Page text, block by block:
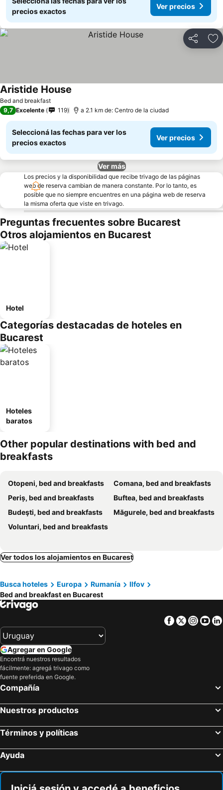
precios exactos
Ver precios
Compartir
Bed and breakfast
Aristide House
9,7 Excelente 119 a 2.1 km de: Centro de la ciudad
Seleccioná las fechas para ver los
precios exactos
Ver precios
Ver más
Los precios y la disponibilidad que recibe trivago de las páginas
web de reserva cambian de manera constante. Por lo tanto, es
posible que no siempre encuentres en una página web de reserva
la misma oferta que viste en trivago.
Preguntas frecuentes sobre Bucarest
Otros alojamientos en Bucarest
Hotel
Categorías destacadas de hoteles en
Bucarest
Hoteles
baratos
Other popular destinations with bed and
breakfasts
Otopeni, bed and breakfasts
Comana, bed and breakfasts
Periș, bed and breakfasts
Buftea, bed and breakfasts
Budeşti, bed and breakfasts
Măgurele, bed and breakfasts
Voluntari, bed and breakfasts
Ver todos los alojamientos en Bucarest
Busca hoteles Europa Rumanía
Ilfov
Bed and breakfast en Bucarest
Facebook
Twitter
Agregar en Google
Encontrá nuestros resultados
fácilmente: agregá trivago como
fuente preferida en Google.
Compañía
Nuestros productos
Términos y políticas
Ayuda